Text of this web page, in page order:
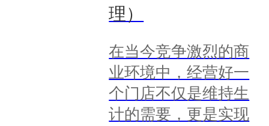
理）
在当今竞争激烈的商
业环境中，经营好一
个门店不仅是维持生
计的需要，更是实现